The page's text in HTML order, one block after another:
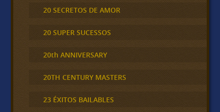
20 SECRETOS DE AMOR
20 SUPER SUCESSOS
20th ANNIVERSARY
20TH CENTURY MASTERS
23 ÉXITOS BAILABLES